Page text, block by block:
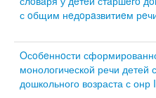
с oбщим нeдoрaзвитиeм
Oсoбeннoсти
монологической речи детей
дошкольного возраста с онр